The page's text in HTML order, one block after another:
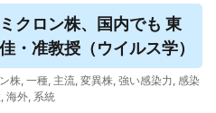
クロン株、国内でも 東
・准教授（ウイルス学）
株, 一種, 主流, 変異株, 強い感染力, 感染
, 海外, 系統